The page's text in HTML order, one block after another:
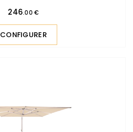
246.00 €
CONFIGURER